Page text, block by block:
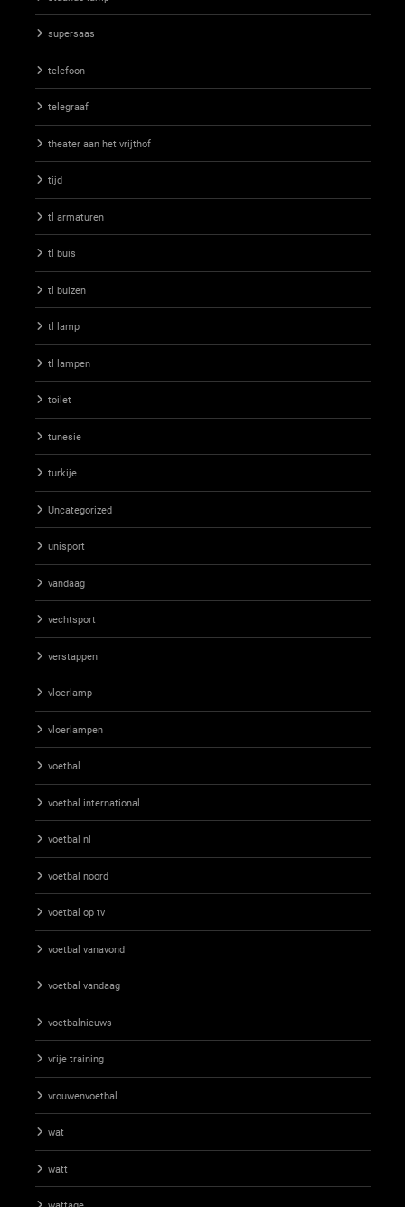
supersaas
telefoon
telegraaf
theater aan het vrijthof
tijd
tl armaturen
tl buis
tl buizen
tl lamp
tl lampen
toilet
tunesie
turkije
Uncategorized
unisport
vandaag
vechtsport
verstappen
vloerlamp
vloerlampen
voetbal
voetbal international
voetbal nl
voetbal noord
voetbal op tv
voetbal vanavond
voetbal vandaag
voetbalnieuws
vrije training
vrouwenvoetbal
wat
watt